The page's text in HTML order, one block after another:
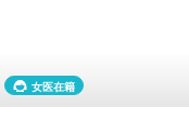
女医在籍